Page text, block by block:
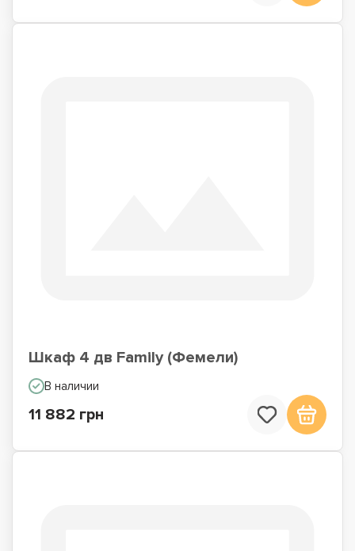
Шкаф 4 дв Family (Фемели)
В наличии
11 882 грн